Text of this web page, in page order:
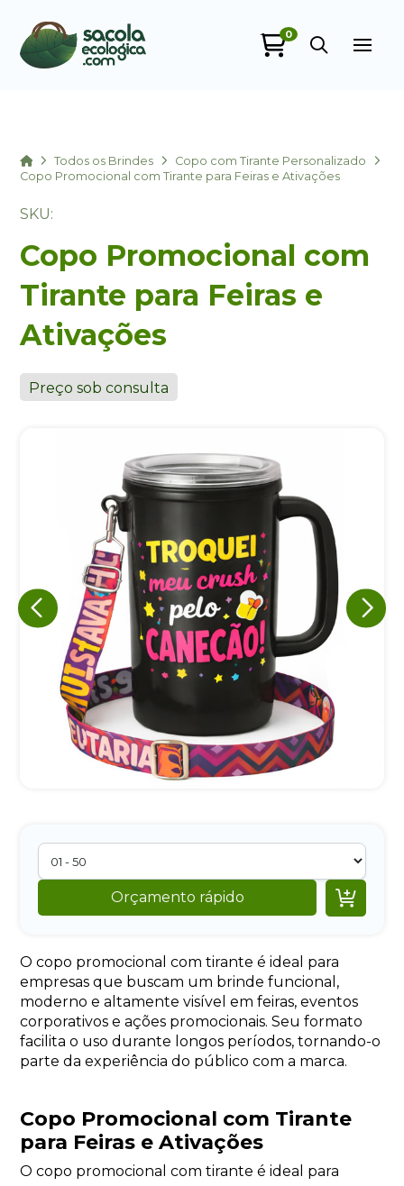
0
HomeTodos os Brindes
Copo com Tirante Personalizado
Copo Promocional com Tirante para Feiras e Ativações
SKU:
Copo Promocional com
Tirante para Feiras e
Ativações
Preço sob consulta
Orçamento rápido 
O copo promocional com tirante é ideal para
empresas que buscam um brinde funcional,
moderno e altamente visível em feiras, eventos
corporativos e ações promocionais. Seu formato
facilita o uso durante longos períodos, tornando-o
parte da experiência do público com a marca.
Copo Promocional com Tirante
para Feiras e Ativações
O copo promocional com tirante é ideal para
+55
Eu concordo em receber comunicações.
A nossa empresa está comprometida a proteger e respeitar
sua privacidade, utilizaremos seus dados apenas para fins
de marketing. Você pode alterar suas preferências a
qualquer momento.
Iniciar conversa